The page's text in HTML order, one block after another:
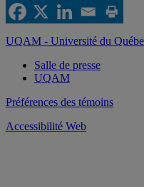
UQAM - Université du
Salle de presse
UQAM
Préférences des témoins
Accessibilité Web